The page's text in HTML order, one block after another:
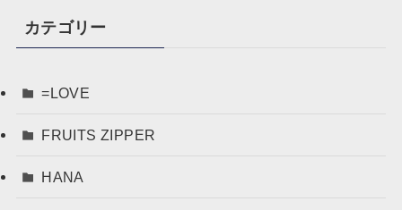
カテゴリー
=LOVE
FRUITS ZIPPER
HANA